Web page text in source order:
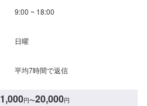
9:00 ~ 18:00
日曜
平均7時間で返信
1,000円〜20,000円